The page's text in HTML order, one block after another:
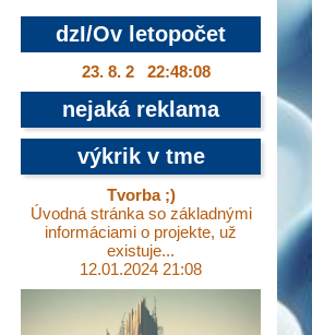
dzI/Ov letopočet
23. 8. 2 22:48:08
nejaká reklama
výkrik v tme
Tvorba ;)
Úvodná stránka so základnými
informáciami o projekte, už
existuje...
12.01.2024 21:08